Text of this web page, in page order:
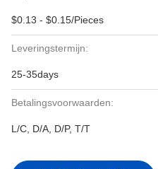
$0.13 - $0.15/Pieces
Leveringstermijn:
25-35days
Betalingsvoorwaarden:
L/C, D/A, D/P, T/T